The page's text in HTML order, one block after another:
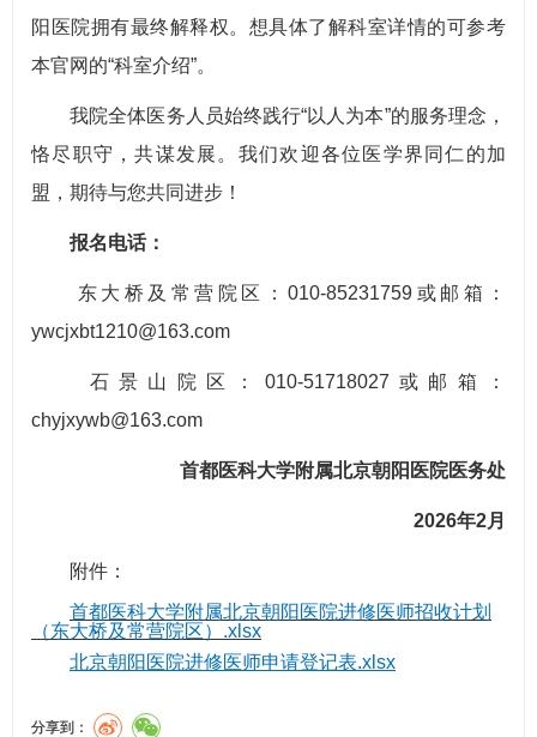
阳医院拥有最终解释权。想具体了解科室详情的可参考
本官网的“科室介绍”。
我院全体医务人员始终践行“以人为本”的服务理念，
恪尽职守，共谋发展。我们欢迎各位医学界同仁的加
盟，期待与您共同进步！
报名电话：
东大桥及常营院区：010-85231759或邮箱：
ywcjxbt1210@163.com
石景山院区：010-51718027或邮箱：
chyjxywb@163.com
首都医科大学附属北京朝阳医院医务处
2026年2月
附件：
首都医科大学附属北京朝阳医院进修医师招收计划
（东大桥及常营院区）.xlsx
北京朝阳医院进修医师申请登记表.xlsx
分享到：